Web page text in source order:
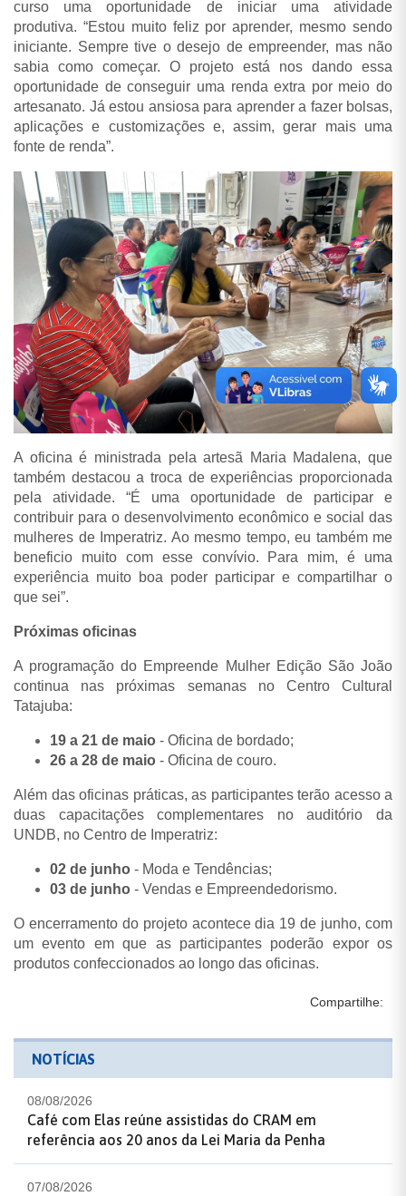
curso uma oportunidade de iniciar uma atividade
produtiva. “Estou muito feliz por aprender, mesmo sendo
iniciante. Sempre tive o desejo de empreender, mas não
sabia como começar. O projeto está nos dando essa
oportunidade de conseguir uma renda extra por meio do
artesanato. Já estou ansiosa para aprender a fazer bolsas,
aplicações e customizações e, assim, gerar mais uma
fonte de renda”.
A oficina é ministrada pela artesã Maria Madalena, que
também destacou a troca de experiências proporcionada
pela atividade. “É uma oportunidade de participar e
contribuir para o desenvolvimento econômico e social das
mulheres de Imperatriz. Ao mesmo tempo, eu também me
beneficio muito com esse convívio. Para mim, é uma
experiência muito boa poder participar e compartilhar o
que sei”.
Próximas oficinas
A programação do Empreende Mulher Edição São João
continua nas próximas semanas no Centro Cultural
Tatajuba:
19 a 21 de maio - Oficina de bordado;
26 a 28 de maio - Oficina de couro.
Além das oficinas práticas, as participantes terão acesso a
duas capacitações complementares no auditório da
UNDB, no Centro de Imperatriz:
02 de junho - Moda e Tendências;
03 de junho - Vendas e Empreendedorismo.
O encerramento do projeto acontece dia 19 de junho, com
um evento em que as participantes poderão expor os
produtos confeccionados ao longo das oficinas.
Compartilhe:
NOTÍCIAS
08/08/2026
Café com Elas reúne assistidas do CRAM em
referência aos 20 anos da Lei Maria da Penha
07/08/2026